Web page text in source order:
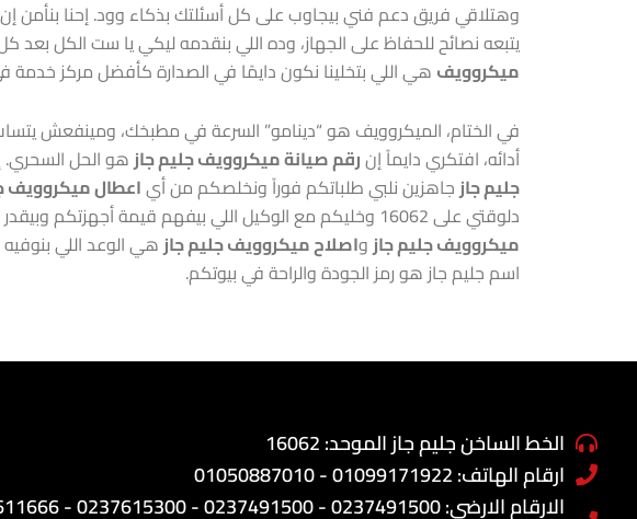
وهتلاقي فريق دعم فني بيجاوب على كل أسئلتك بذكاء وود. إحنا بنأمن إن
يتبعه نصائح للحفاظ على الجهاز، وده اللي بنقدمه ليكي يا ست الكل بعد
ميكروويف هي اللي بتخلينا نكون دايمًا في الصدارة كأفضل مركز خدمة
في الختام، الميكروويف هو “دينامو” السرعة في مطبخك، ومينفعش
أدائه، افتكري دايماً إنرقم صيانة ميكروويف جليم جازهو الحل السحري.
جليم جازجاهزين نلبي طلباتكم فوراً ونخلصكم من أياعطال ميكروويف
دلوقتي على 16062 وخليكم مع الوكيل اللي بيفهم قيمة أجهزتكم وبيقدر احتياجاتكم. جودة
ميكروويف جليم جازواصلاح ميكروويف جليم جازهي الوعد اللي
اسم جليم جاز هو رمز الجودة والراحة في بيوتكم.
الخط الساخن جليم جاز الموحد: 16062
ارقام الهاتف: 01099171922 - 01050887010